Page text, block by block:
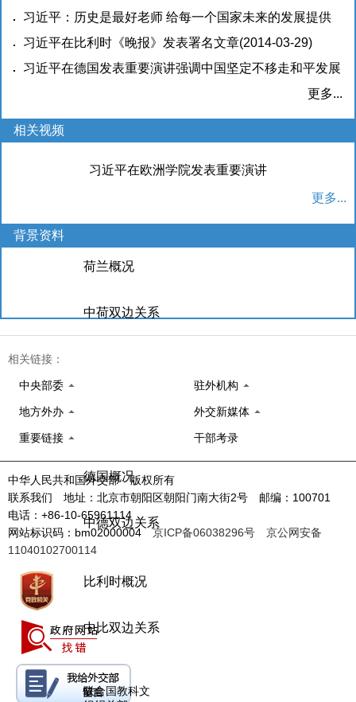
生代表座谈 强调掌握一种语言就是掌握了通往一国文化
的钥匙(2014-03-29)
习近平：历史是最好老师 给每一个国家未来的发展提供
启示(2014-03-29)
习近平在比利时《晚报》发表署名文章(2014-03-29)
习近平在德国发表重要演讲强调中国坚定不移走和平发展
更多...
相关视频
习近平在欧洲学院发表重要演讲
更多...
背景资料
荷兰概况
中荷双边关系
德国概况
中德双边关系
比利时概况
中比双边关系
联合国教科文
相关链接：
中央部委 驻外机构
地方外办 外交新媒体
重要链接 干部考录
中华人民共和国外交部 版权所有
联系我们 地址：北京市朝阳区朝阳门南大街2号 邮编：100701
电话：+86-10-65961114
网站标识码：bm02000004京ICP备06038296号
京公网安备
11040102700114